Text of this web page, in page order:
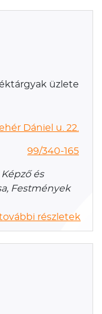
üzlete
Dániel u. 22.
99/340-165
és
Festmények
részletek